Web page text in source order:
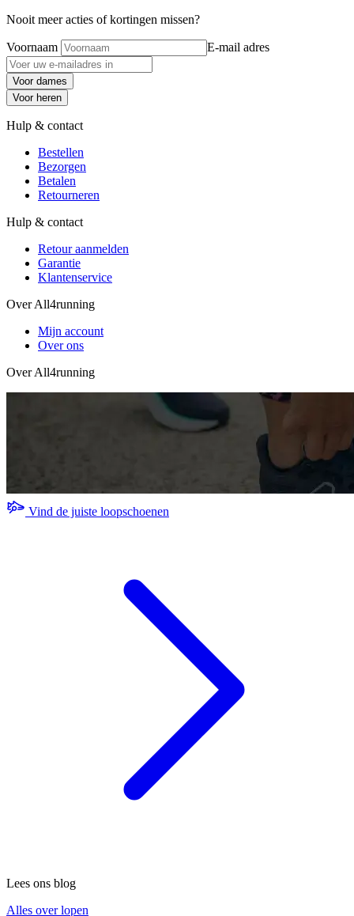
Nooit meer acties of kortingen missen?
Voornaam E-mail adres
Voor dames
Voor heren
Hulp & contact
Bestellen
Bezorgen
Betalen
Retourneren
Hulp & contact
Retour aanmelden
Garantie
Klantenservice
Over All4running
Mijn account
Over ons
Over All4running
Vind de juiste loopschoenen
Lees ons blog
Alles over lopen